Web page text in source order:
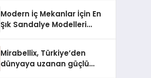
Modern İç Mekanlar İçin En
Şık Sandalye Modelleri
Mirabellix, Türkiye’den
dünyaya uzanan güçlü